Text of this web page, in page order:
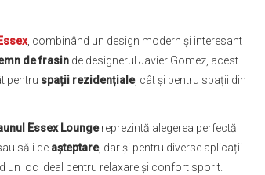
Essex, combinând un design modern și interesant
de frasin de designerul Javier Gomez, acest
pentru spații rezidențiale, cât și pentru spații din
Essex Loungereprezintă alegerea perfectă
săli de așteptare, dar și pentru diverse aplicații
un loc ideal pentru relaxare și confort sporit.